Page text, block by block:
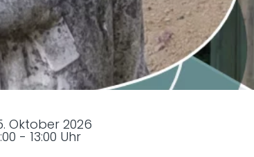
Oktober 2026
- 13:00 Uhr